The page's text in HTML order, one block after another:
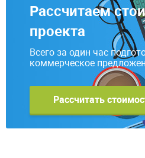
Рассчитаем
проекта
Всего за один час
коммерческое
Рассчитать